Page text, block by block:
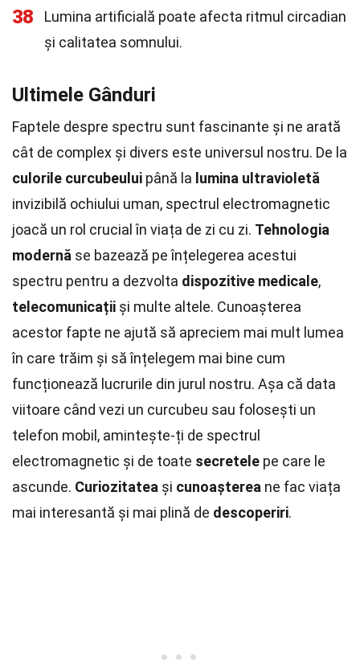
38
Lumina artificială poate afecta ritmul circadian
și calitatea somnului.
Ultimele Gânduri
Faptele despre spectru sunt fascinante și ne arată
cât de complex și divers este universul nostru. De la
culorile curcubeului până la lumina ultravioletă
invizibilă ochiului uman, spectrul electromagnetic
joacă un rol crucial în viața de zi cu zi. Tehnologia
modernă se bazează pe înțelegerea acestui
spectru pentru a dezvolta dispozitive medicale,
telecomunicații și multe altele. Cunoașterea
acestor fapte ne ajută să apreciem mai mult lumea
în care trăim și să înțelegem mai bine cum
funcționează lucrurile din jurul nostru. Așa că data
viitoare când vezi un curcubeu sau folosești un
telefon mobil, amintește-ți de spectrul
electromagnetic și de toate secretele pe care le
ascunde. Curiozitatea și cunoașterea ne fac viața
mai interesantă și mai plină de descoperiri.